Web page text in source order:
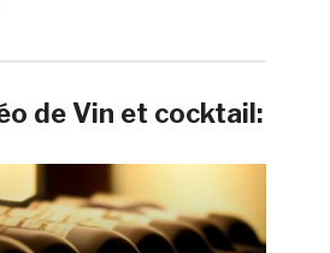
de Vin et cocktail: